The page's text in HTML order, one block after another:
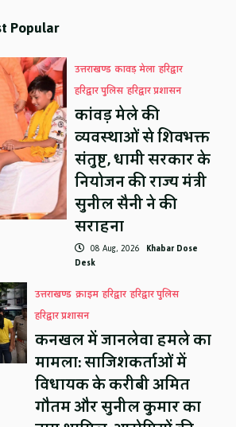
Popular
उत्तराखण्ड कावड़ मेला हरिद्वार
हरिद्वार पुलिस हरिद्वार प्रशासन
कांवड़ मेले की
व्यवस्थाओं से शिवभक्त
संतुष्ट, धामी सरकार के
नियोजन की राज्य मंत्री
सुनील सैनी ने की
सराहना
08 Aug, 2026 Khabar Dose
Desk
उत्तराखण्ड क्राइम हरिद्वार हरिद्वार पुलिस
हरिद्वार प्रशासन
कनखल में जानलेवा हमले का
मामला: साजिशकर्ताओं में
विधायक के करीबी अमित
गौतम और सुनील कुमार का